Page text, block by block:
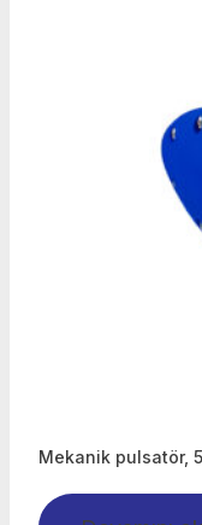
Mekanik pulsatör,